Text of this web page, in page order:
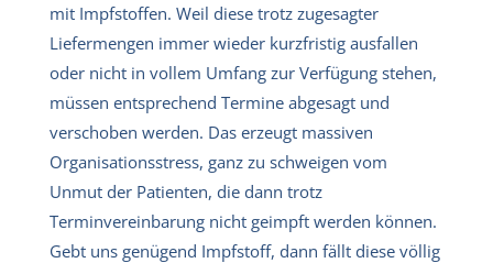
mit Impfstoffen. Weil diese trotz zugesagter
Liefermengen immer wieder kurzfristig ausfallen
oder nicht in vollem Umfang zur Verfügung stehen,
müssen entsprechend Termine abgesagt und
verschoben werden. Das erzeugt massiven
Organisationsstress, ganz zu schweigen vom
Unmut der Patienten, die dann trotz
Terminvereinbarung nicht geimpft werden können.
Gebt uns genügend Impfstoff, dann fällt diese völlig